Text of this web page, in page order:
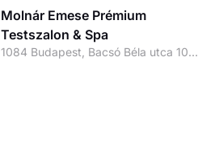
Molnár Emese Prémium
Testszalon & Spa
1084 Budapest, Bacsó Béla utca 10-12